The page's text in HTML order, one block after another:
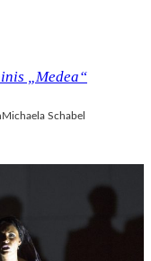
„Medea“
Michaela Schabel